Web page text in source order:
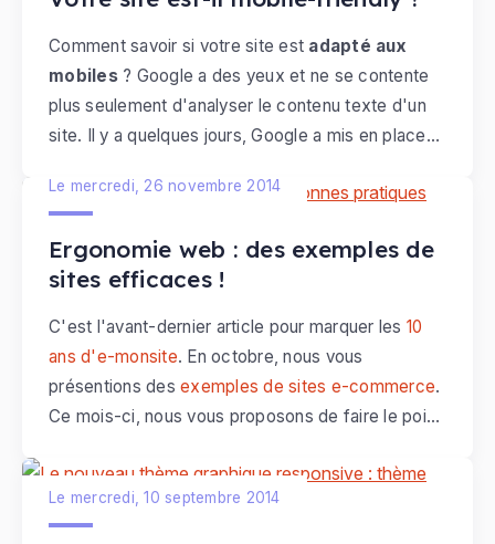
Comment savoir si votre site est adapté aux
mobiles? Google a des yeux et ne se contente
plus seulement d'analyser le contenu texte d'un
site. Il y a quelques jours, Google a mis en place
de recherche quels sont les sites qui proposent
créer un site mobile friendly?
Ergonomie web : des exemples de
sites efficaces !
Le mercredi, 26 novembre 2014
C'est l'avant-dernier article pour marquer les 10
ans d'e-monsite. En octobre, nous vous
présentions des exemples de sites e-commerce.
Ce mois-ci, nous vous proposons de faire le point
L'ergonomie web est l'art d'organiser un site de
manière à ce que l'internaute l'utilise facilement.
Le mercredi, 10 septembre 2014